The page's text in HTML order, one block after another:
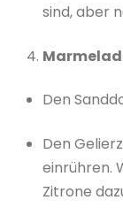
sind, aber
Den
Den
einrühren.
Zitrone